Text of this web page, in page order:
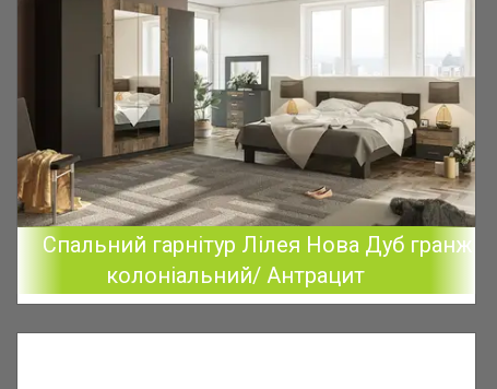
Спальний гарнітур Лілея Нова Дуб гранж
колоніальний/ Антрацит